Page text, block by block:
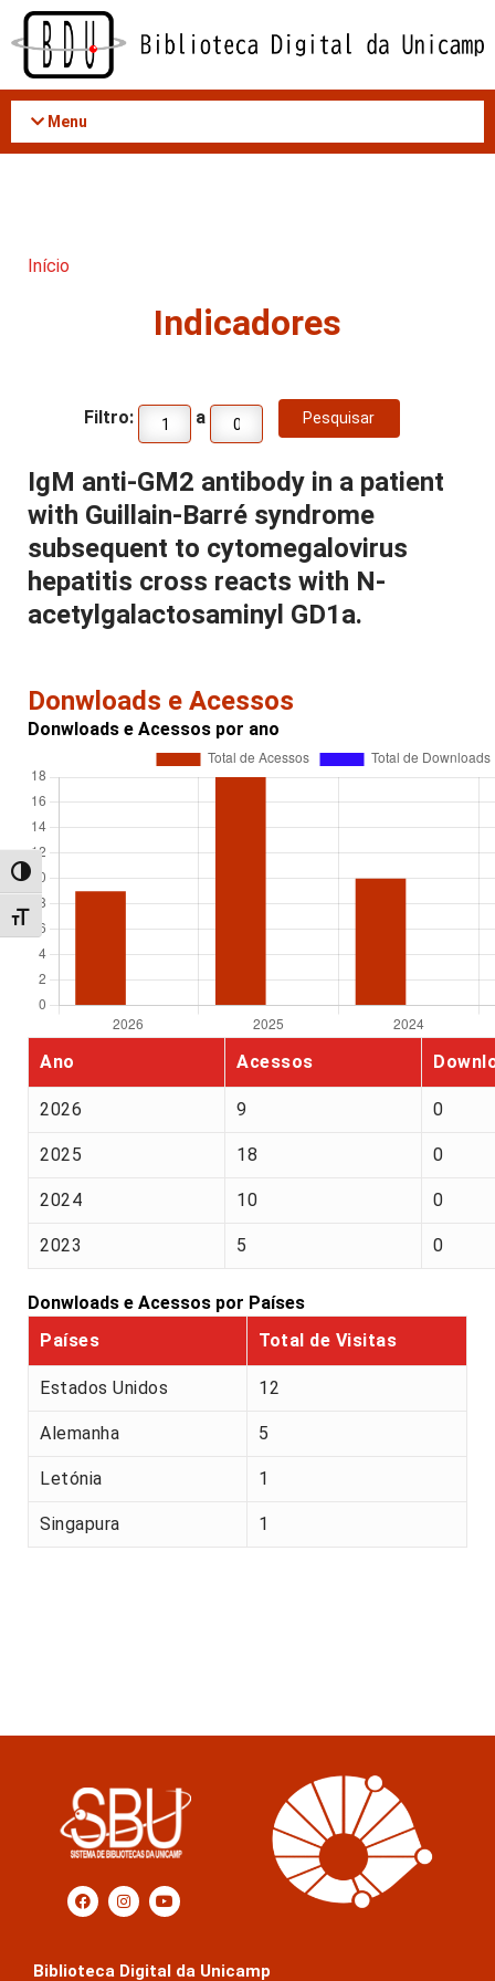
Acessar
conteúdo
Alternar alto contraste
Alternar tamanho da fonte
Menu
Início
Indicadores
Filtro: a
IgM anti-GM2 antibody in a patient
with Guillain-Barré syndrome
subsequent to cytomegalovirus
hepatitis cross reacts with N-
acetylgalactosaminyl GD1a.
Donwloads e Acessos
Donwloads e Acessos por ano
Ano Acessos
2026 9 0
2025 18 0
2024 10 0
2023 5 0
Donwloads e Acessos por Países
Países
Total de Visitas
Estados Unidos 12
Alemanha 5
Letónia 1
Singapura 1
Biblioteca Digital da Unicamp